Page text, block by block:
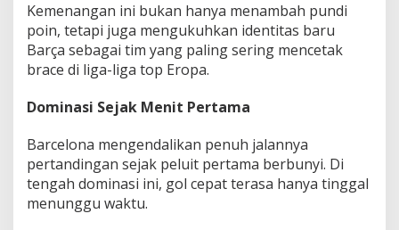
Kemenangan ini bukan hanya menambah pundi
poin, tetapi juga mengukuhkan identitas baru
Barça sebagai tim yang paling sering mencetak
brace di liga-liga top Eropa.
Dominasi Sejak Menit Pertama
Barcelona mengendalikan penuh jalannya
pertandingan sejak peluit pertama berbunyi. Di
tengah dominasi ini, gol cepat terasa hanya tinggal
menunggu waktu.